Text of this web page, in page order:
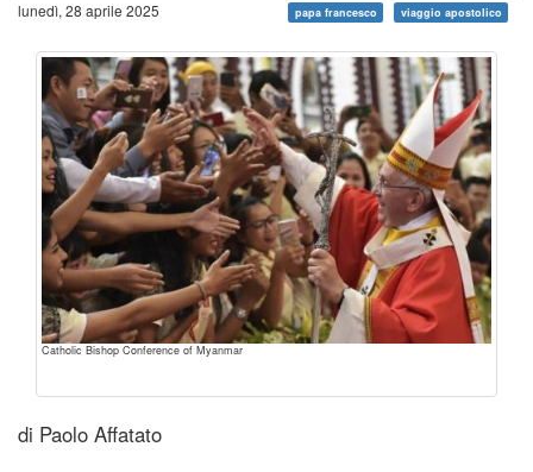
lunedì, 28 aprile 2025 papa francesco viaggio apostolico
Catholic Bishop Conference of Myanmar
di Paolo Affatato